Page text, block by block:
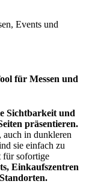
Events und
für Messen und
Sichtbarkeit und
präsentieren.
, auch in dunkleren
sie einfach zu
für sofortige
Einkaufszentren